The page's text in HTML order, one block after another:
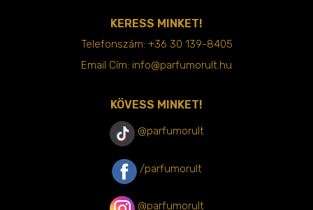
KERESS MINKET!
Telefonszám: +36 30 139-8405
Email Cím: info@parfumorult.hu
KÖVESS MINKET!
@parfumorult
/parfumorult
@parfumorult